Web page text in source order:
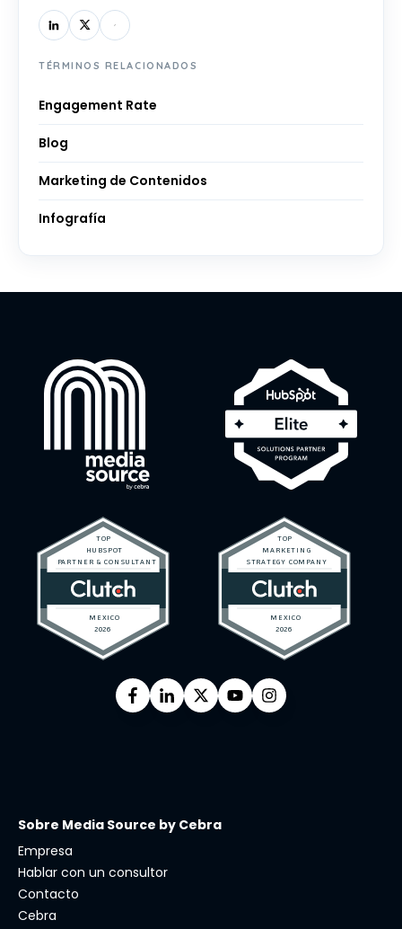
TÉRMINOS RELACIONADOS
Engagement Rate
Blog
Marketing de Contenidos
Infografía
Sobre Media Source by Cebra
Empresa
Hablar con un consultor
Contacto
Cebra